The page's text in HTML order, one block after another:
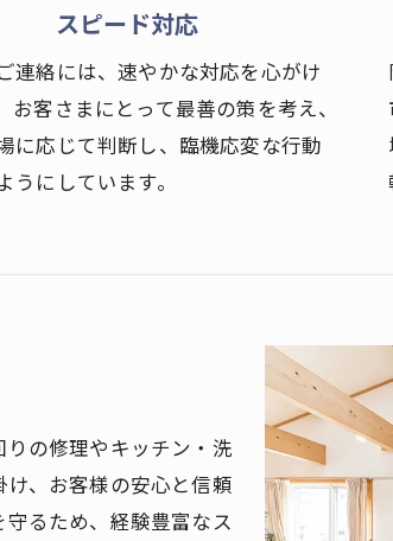
スピード対応
連絡には、速やかな対応を心がけ
お客さまにとって最善の策を考え、
に応じて判断し、臨機応変な行動
うにしています。
の修理やキッチン・洗
、お客様の安心と信頼
るため、経験豊富なス